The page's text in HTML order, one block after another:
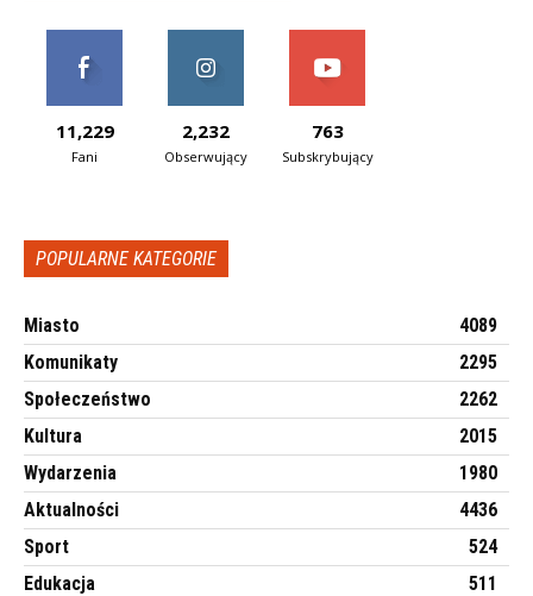
11,229
Fani
2,232
Obserwujący
763
Subskrybujący
POPULARNE KATEGORIE
Miasto
4089
Komunikaty
2295
Społeczeństwo
2262
Kultura
2015
Wydarzenia
1980
Aktualności
4436
Sport
524
Edukacja
511